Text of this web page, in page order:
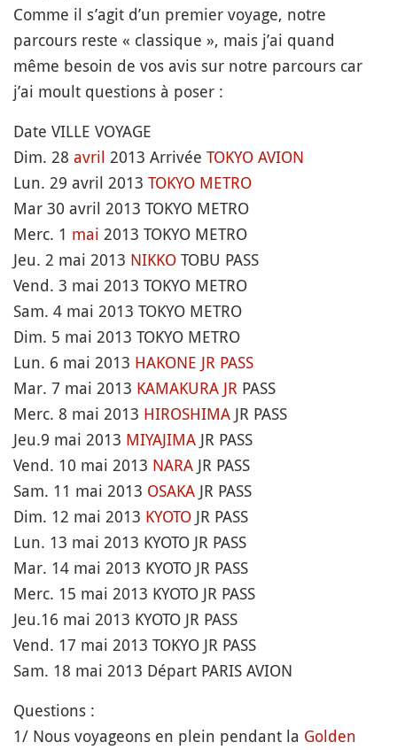
Comme il s’agit d’un premier voyage, notre
parcours reste « classique », mais j’ai quand
même besoin de vos avis sur notre parcours car
j’ai moult questions à poser :
Date VILLE VOYAGE
Dim. 28 avril 2013 Arrivée TOKYO AVION
Lun. 29 avril 2013 TOKYO METRO
Mar 30 avril 2013 TOKYO METRO
Merc. 1 mai 2013 TOKYO METRO
Jeu. 2 mai 2013 NIKKO TOBU PASS
Vend. 3 mai 2013 TOKYO METRO
Sam. 4 mai 2013 TOKYO METRO
Dim. 5 mai 2013 TOKYO METRO
Lun. 6 mai 2013 HAKONE JR PASS
Mar. 7 mai 2013 KAMAKURA JR PASS
Merc. 8 mai 2013 HIROSHIMA JR PASS
Jeu.9 mai 2013 MIYAJIMA JR PASS
Vend. 10 mai 2013 NARA JR PASS
Sam. 11 mai 2013 OSAKA JR PASS
Dim. 12 mai 2013 KYOTO JR PASS
Lun. 13 mai 2013 KYOTO JR PASS
Mar. 14 mai 2013 KYOTO JR PASS
Merc. 15 mai 2013 KYOTO JR PASS
Jeu.16 mai 2013 KYOTO JR PASS
Vend. 17 mai 2013 TOKYO JR PASS
Sam. 18 mai 2013 Départ PARIS AVION
Questions :
1/ Nous voyageons en plein pendant la Golden